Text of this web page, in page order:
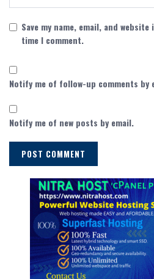
Save my name, email, and
time I comment.
Notify me of follow-up comments by
Notify me of new posts by email.